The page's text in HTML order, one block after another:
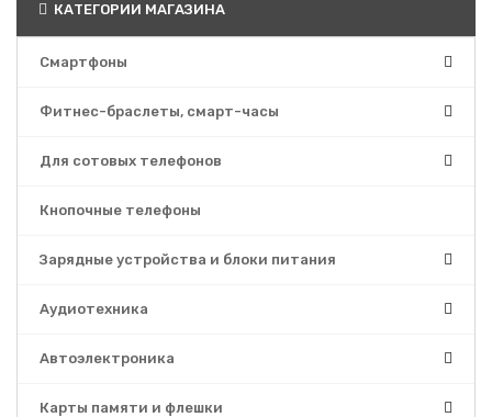
КАТЕГОРИИ МАГАЗИНА
Смартфоны
Фитнес-браслеты, смарт-часы
Для сотовых телефонов
Кнопочные телефоны
Зарядные устройства и блоки питания
Аудиотехника
Автоэлектроника
Карты памяти и флешки